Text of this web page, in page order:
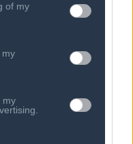
of my
my
my
Συμβούλιο/